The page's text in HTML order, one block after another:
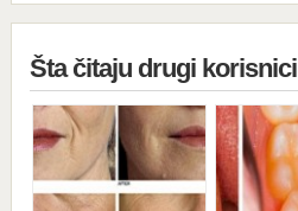
Šta čitaju drugi korisnici